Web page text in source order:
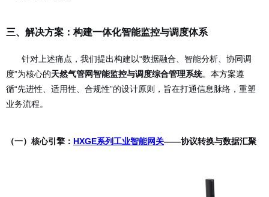
三、解决方案：构建一体化智能监控与调度体系
针对上述痛点，我们提出构建以“数据融合、智能分析、协同调
度”为核心的天然气管网智能监控与调度综合管理系统。本方案遵
循“先进性、适用性、合规性”的设计原则，旨在打通信息脉络，重塑
业务流程。
（一）核心引擎： HXGE系列工业智能网关——协议转换与数据汇聚